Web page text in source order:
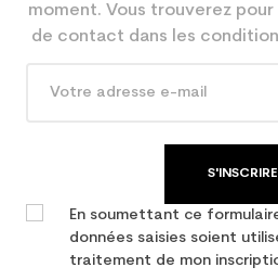
moment. Vous trouverez
de contact dans les
S'INSCRIRE
En soumettant ce
données saisies soient
traitement de mon